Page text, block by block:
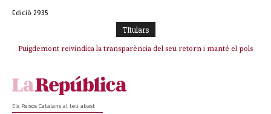
Edició 2935
TItulars
Puigdemont reivindica la transparència del seu retorn i manté el pols
Portugal acusa Espanya de provocar un “efecte crida” massiu per la seva
Els Països Catalans al teu abast